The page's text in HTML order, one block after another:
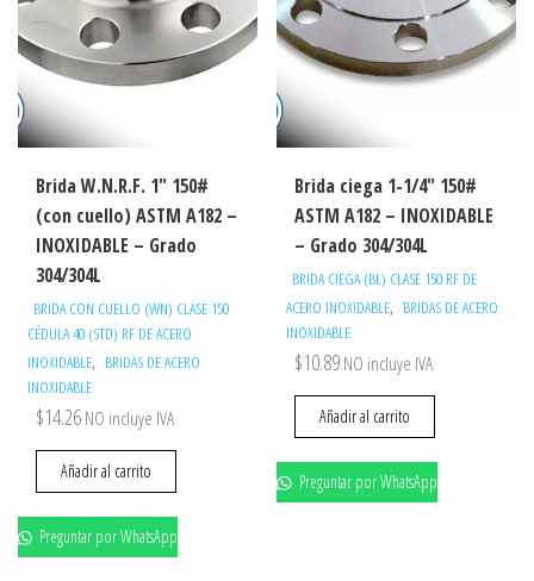
Brida W.N.R.F. 1″ 150#
(con cuello) ASTM A182 –
INOXIDABLE – Grado
304/304L
BRIDA CON CUELLO (WN) CLASE 150
CÉDULA 40 (STD) RF DE ACERO
INOXIDABLE, BRIDAS DE ACERO
INOXIDABLE
$14.26 NO incluye IVA
Añadir al carrito
Preguntar por WhatsApp
Brida ciega 1-1/4″ 150#
ASTM A182 – INOXIDABLE
– Grado 304/304L
BRIDA CIEGA (BL) CLASE 150 RF DE
ACERO INOXIDABLE, BRIDAS DE ACERO
INOXIDABLE
$10.89 NO incluye IVA
Añadir al carrito
Preguntar por WhatsApp